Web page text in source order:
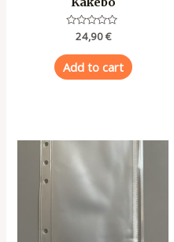
Rated
out
of
5
24,90€
Add to cart